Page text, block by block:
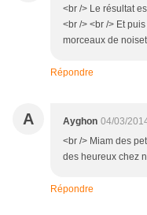
<br /> Le résultat
<br /> <br /> Et
morceaux de
Répondre
A Ayghon 04/03/
<br /> Miam des
des heureux chez
Répondre